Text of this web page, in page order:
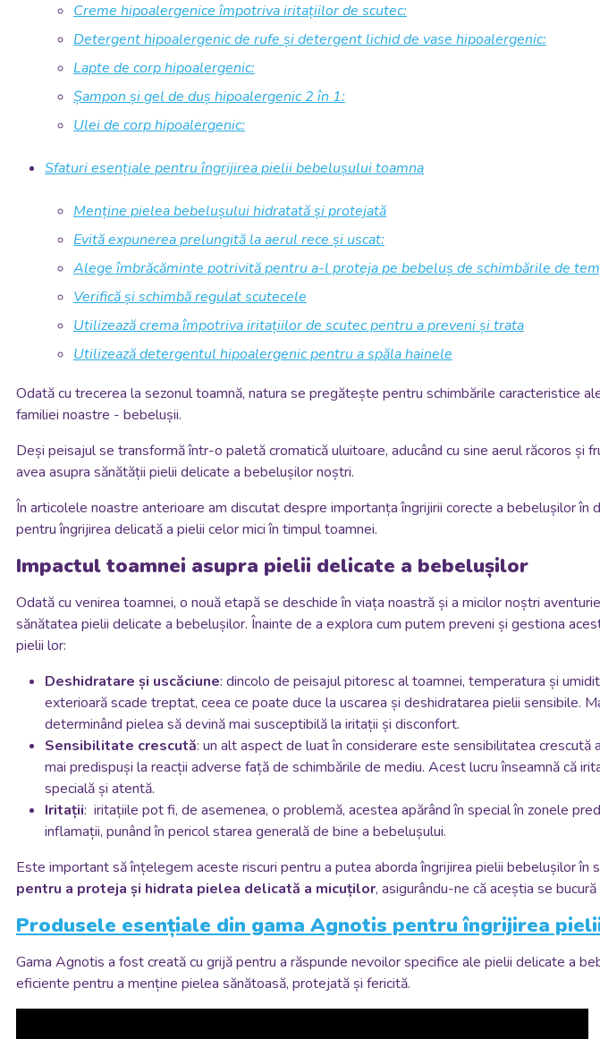
Creme hipoalergenice împotriva iritațiilor de scutec:
Detergent hipoalergenic de rufe și detergent lichid de vase hipoalergenic:
Lapte de corp hipoalergenic:
Șampon și gel de duș hipoalergenic 2 în 1:
Ulei de corp hipoalergenic:
Sfaturi esențiale pentru îngrijirea pielii bebelușului toamna
Menține pielea bebelușului hidratată și protejată
Evită expunerea prelungită la aerul rece și uscat:
Alege îmbrăcăminte potrivită pentru a-l proteja pe bebeluș de schimbările de
Verifică și schimbă regulat scutecele
Utilizează crema împotriva iritațiilor de scutec pentru a preveni și trata
Utilizează detergentul hipoalergenic pentru a spăla hainele
Odată cu trecerea la sezonul toamnă, natura se pregătește pentru schimbările caracteristice
familiei noastre - bebelușii.
Deși peisajul se transformă într-o paletă cromatică uluitoare, aducând cu sine aerul răcoros
avea asupra sănătății pielii delicate a bebelușilor noștri.
În articolele noastre anterioare am discutat despre importanța îngrijirii corecte a bebelușilor în
pentru îngrijirea delicată a pielii celor mici în timpul toamnei.
Impactul toamnei asupra pielii delicate a bebelușilor
Odată cu venirea toamnei, o nouă etapă se deschide în viața noastră și a micilor noștri
sănătatea pielii delicate a bebelușilor. Înainte de a explora cum putem preveni și gestiona
pielii lor:
Deshidratare și uscăciune: dincolo de peisajul pitoresc al toamnei, temperatura și
exterioară scade treptat, ceea ce poate duce la uscarea și deshidratarea pielii sensibile.
determinând pielea să devină mai susceptibilă la iritații și disconfort.
Sensibilitate crescută: un alt aspect de luat în considerare este sensibilitatea
mai predispuși la reacții adverse față de schimbările de mediu. Acest lucru înseamnă că
specială și atentă.
Iritații: iritațiile pot fi, de asemenea, o problemă, acestea apărând în special în zonele
inflamații, punând în pericol starea generală de bine a bebelușului.
Este important să înțelegem aceste riscuri pentru a putea aborda îngrijirea pielii bebelușilor în
pentru a proteja și hidrata pielea delicată a micuților, asigurându-ne că aceștia se
Produsele esențiale din gama Agnotis pentru îngrijirea
Gama Agnotis a fost creată cu grijă pentru a răspunde nevoilor specifice ale pielii delicate a
eficiente pentru a menține pielea sănătoasă, protejată și fericită.